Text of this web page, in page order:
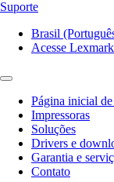
Suporte
Brasil
Acesse
Página inicial
Impressoras
Soluções
Drivers e
Garantia e
Contato